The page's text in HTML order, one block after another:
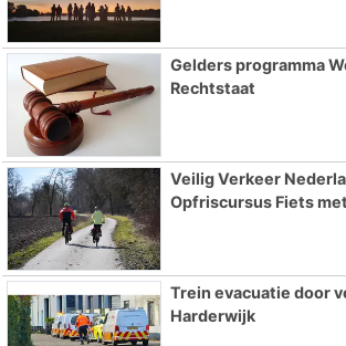
Gelders programma
Rechtstaat
Veilig Verkeer
Opfriscursus Fiets
Trein evacuatie door
Harderwijk